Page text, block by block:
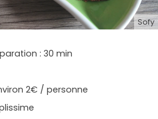
Sofy
: 30 min
2€ / personne